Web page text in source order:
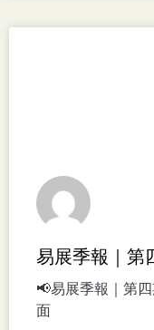
易展季報｜第
📢易展季報｜第
面